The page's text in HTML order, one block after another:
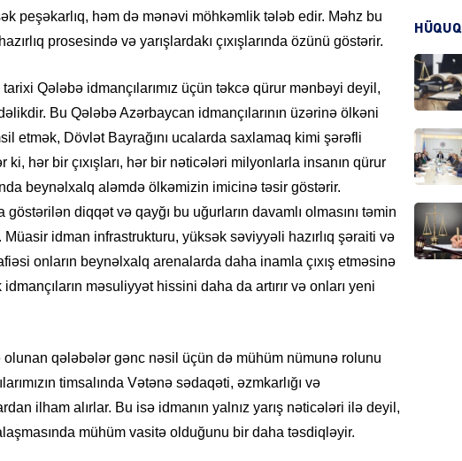
peşəkarlıq, həm də mənəvi möhkəmlik tələb edir. Məhz bu
prosesində və yarışlardakı çıxışlarında özünü göstərir.
Qələbə idmançılarımız üçün təkcə qürur mənbəyi deyil,
Bu Qələbə Azərbaycan idmançılarının üzərinə ölkəni
etmək, Dövlət Bayrağını ucalarda saxlamaq kimi şərəfli
ki, hər bir çıxışları, hər bir nəticələri milyonlarla insanın qürur
beynəlxalq aləmdə ölkəmizin imicinə təsir göstərir.
diqqət və qayğı bu uğurların davamlı olmasını təmin
idman infrastrukturu, yüksək səviyyəli hazırlıq şəraiti və
onların beynəlxalq arenalarda daha inamla çıxış etməsinə
məsuliyyət hissini daha da artırır və onları yeni
olunan qələbələr gənc nəsil üçün də mühüm nümunə rolunu
timsalında Vətənə sədaqəti, əzmkarlığı və
ilham alırlar. Bu isə idmanın yalnız yarış nəticələri ilə deyil,
mühüm vasitə olduğunu bir daha təsdiqləyir.
HÜQUQ